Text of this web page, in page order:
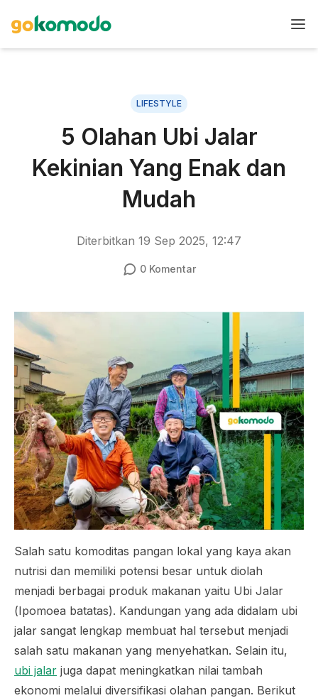
LIFESTYLE
5 Olahan Ubi Jalar
Kekinian Yang Enak dan
Mudah
Diterbitkan 19 Sep 2025, 12:47
0Komentar
Salah satu komoditas pangan lokal yang kaya akan
nutrisi dan memiliki potensi besar untuk diolah
menjadi berbagai produk makanan yaitu Ubi Jalar
(Ipomoea batatas). Kandungan yang ada didalam ubi
jalar sangat lengkap membuat hal tersebut menjadi
salah satu makanan yang menyehatkan. Selain itu,
ubi jalar juga dapat meningkatkan nilai tambah
ekonomi melalui diversifikasi olahan pangan. Berikut